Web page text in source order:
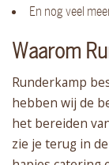
En nog veel
Waarom
Runderkamp
hebben wij de
het bereiden
zie je terug in